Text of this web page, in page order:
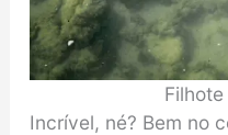
Incrível, né? Bem no